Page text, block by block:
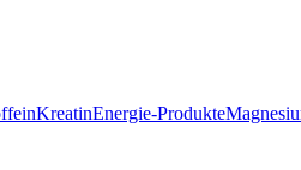
KreatinEnergie-Produkte